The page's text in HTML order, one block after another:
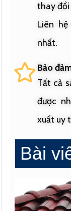
thay đổi
Liên
nhất.
Bảo
Tất cả
được
xuất uy
Bài